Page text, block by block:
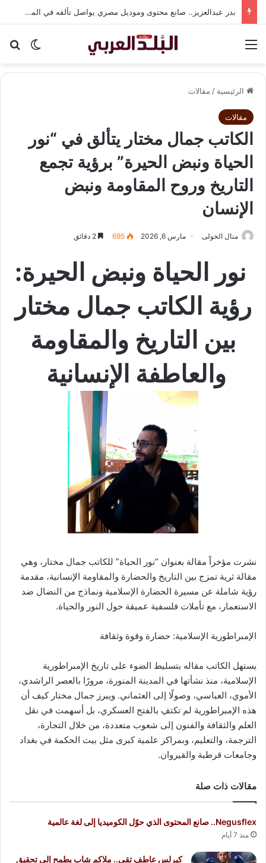
بدر عبدالعزيز.. صانع محتوى وموديل مصري يواصل تألقه في المملكة العربية السعودية
الوضع
الرئيسية / مقالات
مقالات
الكاتب جمال مختار يتألق في “نور
الحياة ونبض الحيرة” برؤية تجمع
التاريخ وروح المقاومة ونبض
الإنسان
منال الخولى مارس 6, 2026 695
نور الحياة ونبض الحيرة:
رؤية الكاتب جمال مختار
بين التاريخ والمقاومة
والعاطفة الإنسانية
نشرت مؤخراً مقالة بعنوان “نور الحياة” للكاتب جمال مختار، وهي
مقالة ثرية تمزج بين التاريخ والحضارة والمقاومة الإنسانية، مقدمة
رؤية شاملة عن مسيرة الحضارة الإسلامية ونماذج من النضال ضد
الاستعمار، مع تأملات فلسفية عميقة حول النور والحياة.
الإمبراطورية الإسلامية: حضارة وقوة وثقافة
يستهل الكاتب مقاله بتسليط الضوء على تاريخ الإمبراطورية
الإسلامية، منذ نشأتها في المدينة المنورة، مرورًا بالعصر الراشدي،
الأموي، العباسي، وصولًا إلى العثماني. ويبرز جمال مختار كيف أن
هذه الإمبراطورية لم تكتفِ بالفتح العسكري، بل أسهمت في نقل
العلم والثقافة والفنون إلى شعوب متعددة، من خلال التجارة،
الترجمة، والتعليم، وبمراكز علمية كبرى مثل بيت الحكمة في بغداد
وجامعات قرطبة والقيروان.
مقالات ذات صلة
Negusflex.. صانع المحتوى الذي حوّل الكوميديا إلى لغة عالمية
منذ 7 أيام
كيرلس عاطف تقي.. ملاكم شاب يطمح إلى تحقيق